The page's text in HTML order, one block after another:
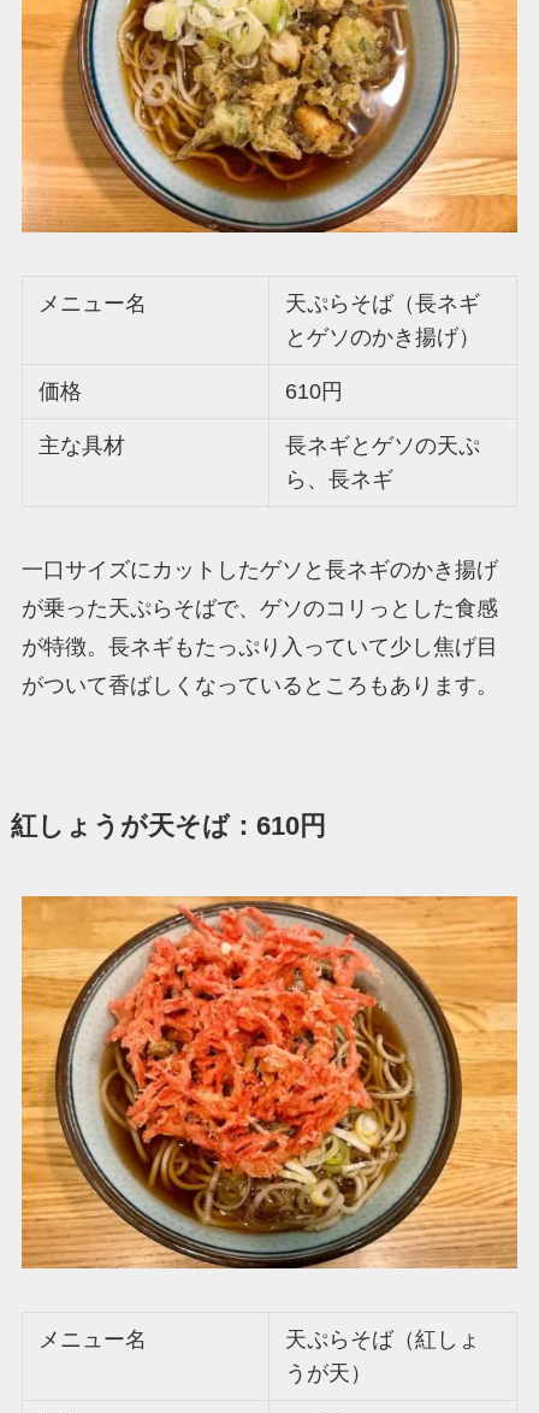
メニュー名
天ぷらそば（長ネギ
とゲソのかき揚げ）
価格 610円
主な具材
長ネギとゲソの天ぷ
ら、長ネギ
一口サイズにカットしたゲソと長ネギのかき揚げ
が乗った天ぷらそばで、ゲソのコリっとした食感
が特徴。長ネギもたっぷり入っていて少し焦げ目
がついて香ばしくなっているところもあります。
紅しょうが天そば：610円
メニュー名
天ぷらそば（紅しょ
うが天）